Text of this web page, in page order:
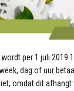
per 1 juli 2019
dag of uur
omdat dit afhangt